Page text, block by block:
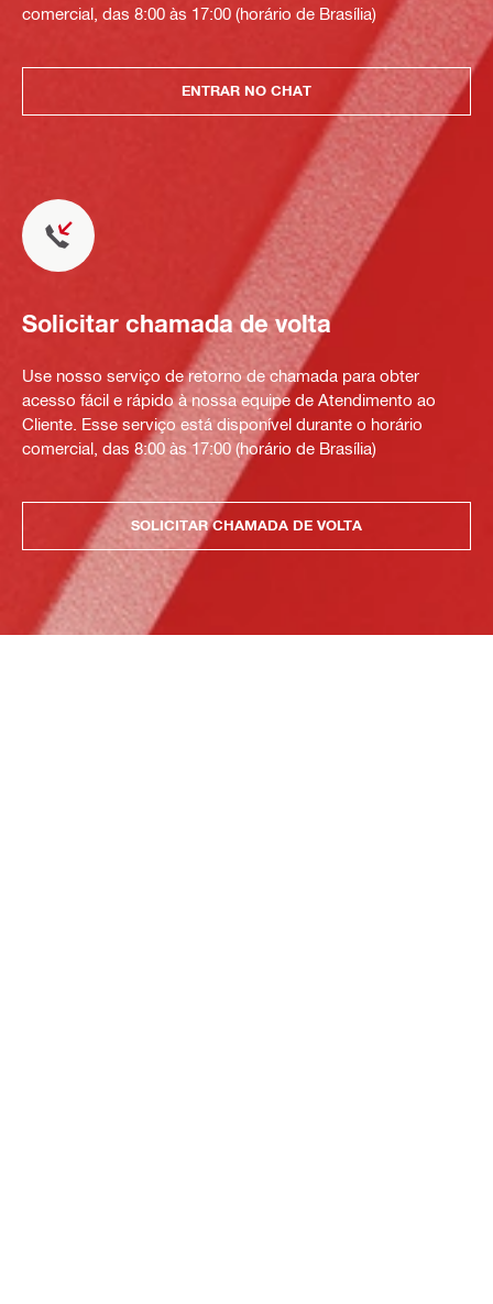
comercial, das 8:00 às 17:00 (horário de Brasília)
ENTRAR NO CHAT
Solicitar chamada de volta
Use nosso serviço de retorno de chamada para obter
acesso fácil e rápido à nossa equipe de Atendimento ao
Cliente. Esse serviço está disponível durante o horário
comercial, das 8:00 às 17:00 (horário de Brasília)
SOLICITAR CHAMADA DE VOLTA